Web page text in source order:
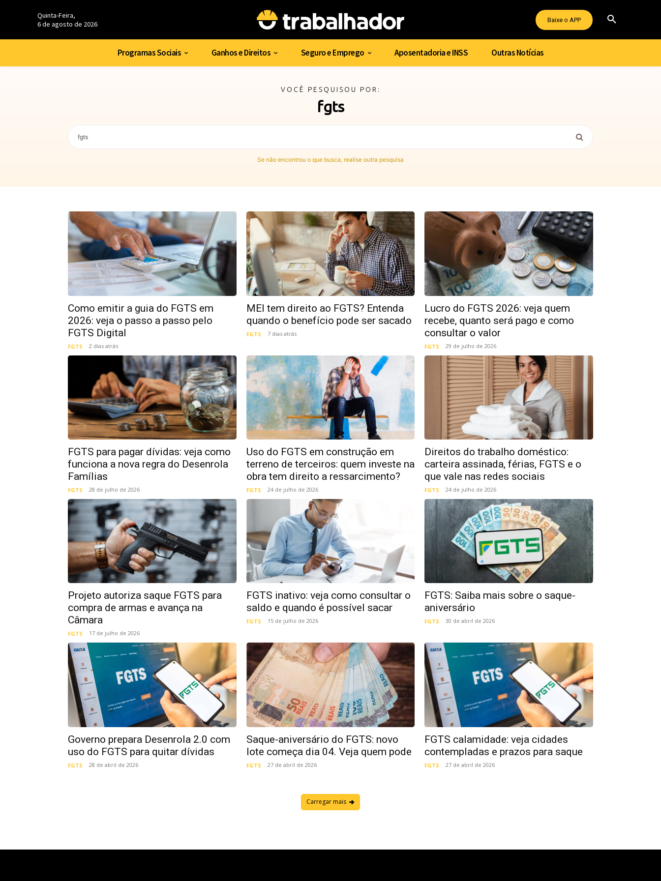
Quinta-Feira,
6 de agosto de 2026
Baixe o APP
Programas Sociais Ganhos e Direitos Seguro e Emprego Aposentadoria e INSS Outras Notícias
VOCÊ PESQUISOU POR:
fgts
Se não encontrou o que busca, realise outra pesquisa
Como emitir a guia do FGTS em
2026: veja o passo a passo pelo
FGTS Digital
FGTS 2 dias atrás
MEI tem direito ao FGTS? Entenda
quando o benefício pode ser sacado
FGTS 7 dias atrás
Lucro do FGTS 2026: veja quem
recebe, quanto será pago e como
consultar o valor
FGTS 29 de julho de 2026
FGTS para pagar dívidas: veja como
funciona a nova regra do Desenrola
Famílias
FGTS 28 de julho de 2026
Uso do FGTS em construção em
terreno de terceiros: quem investe na
obra tem direito a ressarcimento?
FGTS 24 de julho de 2026
Direitos do trabalho doméstico:
carteira assinada, férias, FGTS e o
que vale nas redes sociais
FGTS 24 de julho de 2026
Projeto autoriza saque FGTS para
compra de armas e avança na
Câmara
FGTS 17 de julho de 2026
FGTS inativo: veja como consultar o
saldo e quando é possível sacar
FGTS 15 de julho de 2026
FGTS: Saiba mais sobre o saque-
aniversário
FGTS 30 de abril de 2026
Governo prepara Desenrola 2.0 com
uso do FGTS para quitar dívidas
FGTS 28 de abril de 2026
Saque-aniversário do FGTS: novo
lote começa dia 04. Veja quem pode
FGTS 27 de abril de 2026
FGTS calamidade: veja cidades
contempladas e prazos para saque
FGTS 27 de abril de 2026
Carregar mais